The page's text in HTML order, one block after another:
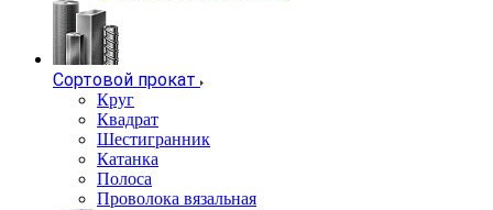
Сортовой прокат
Круг
Квадрат
Шестигранник
Катанка
Полоса
Проволока вязальная